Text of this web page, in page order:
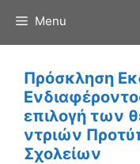
Menu
Πρόσκληση
επιλογή των
ντριών
Σχολείων